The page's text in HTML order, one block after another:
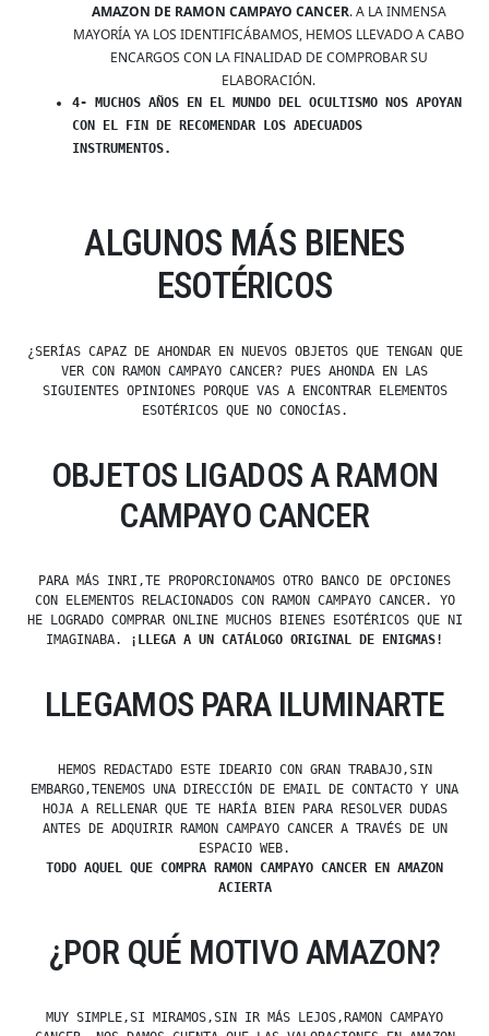
AMAZON DE RAMON CAMPAYO CANCER. A LA INMENSA
MAYORÍA YA LOS IDENTIFICÁBAMOS, HEMOS LLEVADO A CABO
ENCARGOS CON LA FINALIDAD DE COMPROBAR SU
ELABORACIÓN.
4- MUCHOS AÑOS EN EL MUNDO DEL OCULTISMO NOS APOYAN
CON EL FIN DE RECOMENDAR LOS ADECUADOS
INSTRUMENTOS.
ALGUNOS MÁS BIENES
ESOTÉRICOS
¿SERÍAS CAPAZ DE AHONDAR EN NUEVOS OBJETOS QUE TENGAN QUE
VER CON RAMON CAMPAYO CANCER? PUES AHONDA EN LAS
SIGUIENTES OPINIONES PORQUE VAS A ENCONTRAR ELEMENTOS
ESOTÉRICOS QUE NO CONOCÍAS.
OBJETOS LIGADOS A RAMON
CAMPAYO CANCER
PARA MÁS INRI,TE PROPORCIONAMOS OTRO BANCO DE OPCIONES
CON ELEMENTOS RELACIONADOS CON RAMON CAMPAYO CANCER. YO
HE LOGRADO COMPRAR ONLINE MUCHOS BIENES ESOTÉRICOS QUE NI
IMAGINABA.
¡LLEGA A UN CATÁLOGO ORIGINAL DE ENIGMAS!
LLEGAMOS PARA ILUMINARTE
HEMOS REDACTADO ESTE IDEARIO CON GRAN TRABAJO,SIN
EMBARGO,TENEMOS UNA DIRECCIÓN DE EMAIL DE CONTACTO Y UNA
HOJA A RELLENAR QUE TE HARÍA BIEN PARA RESOLVER DUDAS
ANTES DE ADQUIRIR RAMON CAMPAYO CANCER A TRAVÉS DE UN
ESPACIO WEB.
TODO AQUEL QUE COMPRA RAMON CAMPAYO CANCER EN AMAZON
ACIERTA
¿POR QUÉ MOTIVO AMAZON?
MUY SIMPLE,SI MIRAMOS,SIN IR MÁS LEJOS,RAMON CAMPAYO